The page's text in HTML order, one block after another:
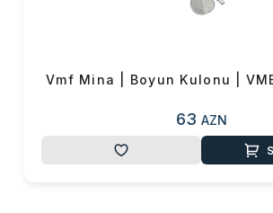
Vmf Mina | Boyun Kulonu |
63 AZN
Yekun məbləğ
OK